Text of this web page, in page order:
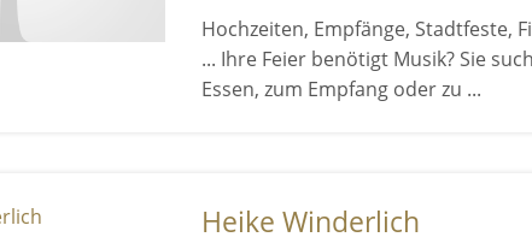
Hochzeiten, Empfänge, Stadtfeste,
... Ihre Feier benötigt Musik? Sie
Essen, zum Empfang oder zu ...
Heike Winderlich